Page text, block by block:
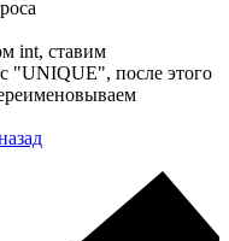
int, ставим
"UNIQUE", после этого